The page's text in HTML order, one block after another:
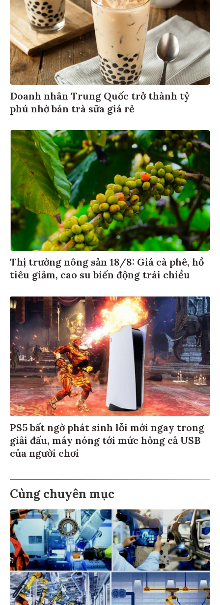
Doanh nhân Trung Quốc trở thành tỷ
phú nhờ bán trà sữa giá rẻ
Thị trường nông sản 18/8: Giá cà phê, hồ
tiêu giảm, cao su biến động trái chiều
PS5 bất ngờ phát sinh lỗi mới ngay trong
giải đấu, máy nóng tới mức hỏng cả USB
của người chơi
Cùng chuyên mục